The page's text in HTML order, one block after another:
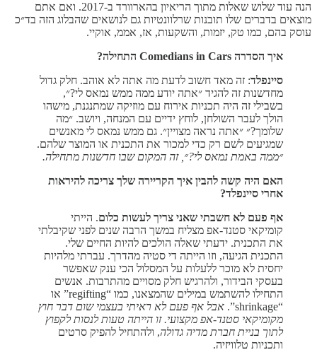
הנה עוד שלוש שאלות מתוך הריאיון בהארוורד ב-2017. ואם אתם
מוצאים בדברים שלו תובנות שרלוונטיות גם לנושאים שהבלוג הזה בד״כ
עוסק בהם, כמו טק, יזמות, והשקעות, אז, אממ, אוקיי.
איך הסדרה Comedians in Cars התחילה?
סיינפלד: זה מאד חשוב לדעת מה אתה לא אוהב. חלק גדול
מחדשנות זה להגיד ״אתה יודע ממה ממש נמאס לי?״,
בשבילי זה היה תכניות אירוח עם מוזיקה שמתנגנת, מישהו
הולך לעבר השולחן, לוחץ ידיים עם המנחה, ויושב. ״מה
שלומך?״ ״אתה נראה מצויין״. גם ממש נמאס לי מאנשים
שמגיעים לשם רק כדי למכור את התכנית או המוצר שלהם.
״ממה באמת נמאס לי?״, זה המקום שבו חדשנות מתחילה.
האם היה קשה להבין איך הקריירה שלך צריכה להיראות
אחרי סיינפלד?
אף פעם לא חשבתי שאני צריך לעשות כלום. הייתי
קומיקאי סטנד-אפ מצליח במשך הרבה שנים לפני שקיבלתי
את התכנית. ידעתי שאלה הולכים להיות החיים שלי.
התכנית הגיעה, וזו הייתה די סטיה מהדרך. עברתי מלהיות
יחסית לא מוכר ללעלות על המסלול הכי ענק שאפשר
בעסקי הבידור, ולהרגיש חלק מסויים מהתרבות. אנשים
התחילו להשתמש במילים שהמצאנו, כמו “regifting” או
“shrinkage”.
אבל אף פעם לא ראיתי בעצמי שום דבר חוץ
מקומיקאי סטנד-אפ מקצועי. זו הייתה טעות לנסות לקפוץ
לתוך בניית חברת מדיה גדולה, ולהתחיל להפיק סרטים
ותכניות טלוויזיה.